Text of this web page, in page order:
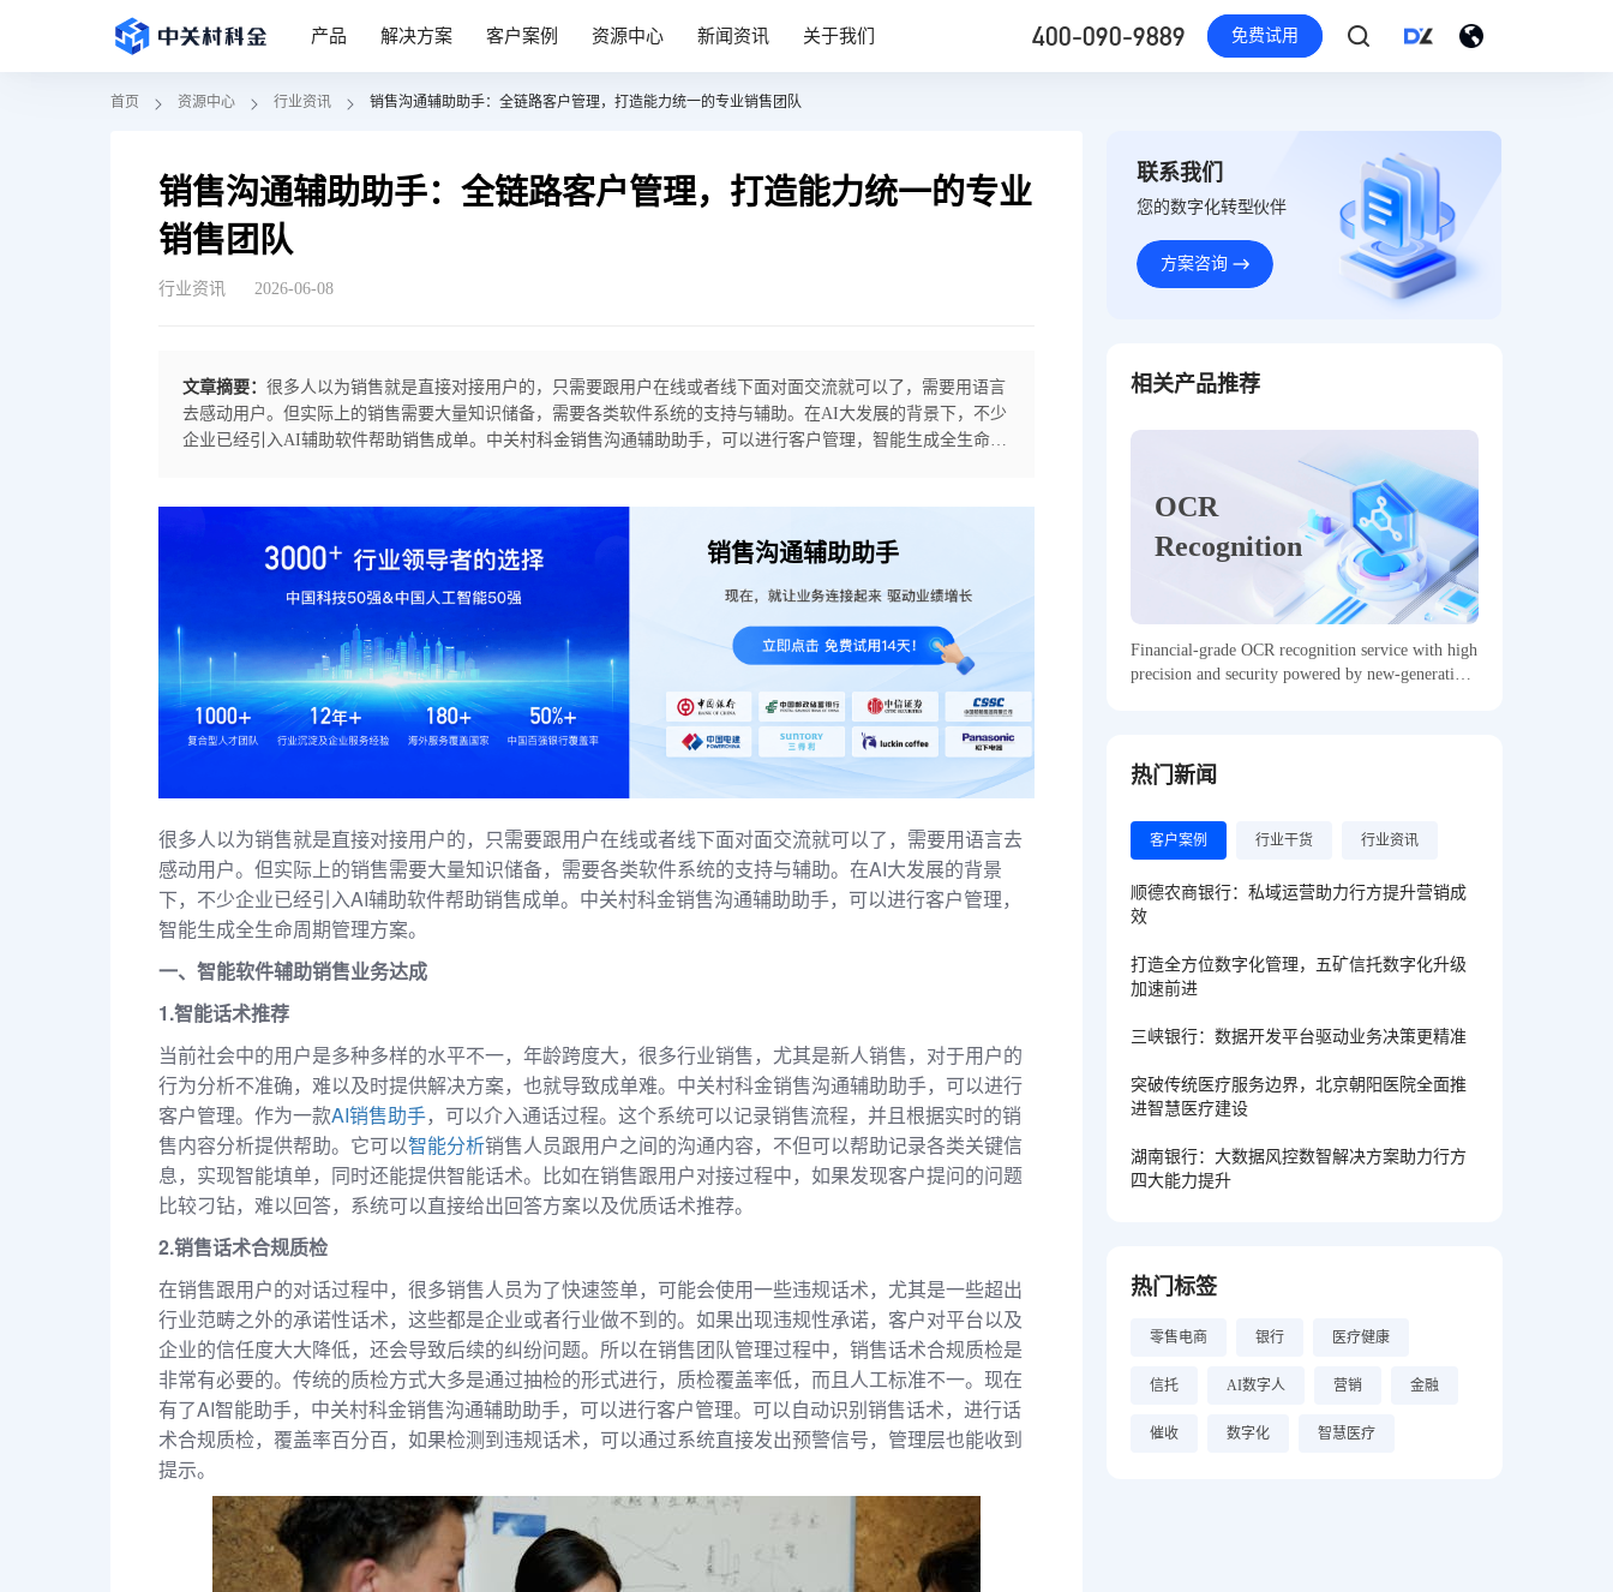
产品 解决方案 客户案例 资源中心 新闻资讯 关于我们 400-090-9889 免费试用
首页 资源中心 行业资讯 销售沟通辅助助手：全链路客户管理，打造能力统一的专业销售团队
销售沟通辅助助手：全链路客户管理，打造能力统一的专业
销售团队
行业资讯 2026-06-08
文章摘要： 很多人以为销售就是直接对接用户的，只需要跟用户在线或者线下面对面交流就可以了，需要用语言
去感动用户。但实际上的销售需要大量知识储备，需要各类软件系统的支持与辅助。在AI大发展的背景下，不少
企业已经引入AI辅助软件帮助销售成单。中关村科金销售沟通辅助助手，可以进行客户管理，智能生成全生命周
销售沟通辅助助手
很多人以为销售就是直接对接用户的，只需要跟用户在线或者线下面对面交流就可以了，需要用语言去
感动用户。但实际上的销售需要大量知识储备，需要各类软件系统的支持与辅助。在AI大发展的背景
下，不少企业已经引入AI辅助软件帮助销售成单。中关村科金销售沟通辅助助手，可以进行客户管理，
智能生成全生命周期管理方案。
一、智能软件辅助销售业务达成
1.智能话术推荐
当前社会中的用户是多种多样的水平不一，年龄跨度大，很多行业销售，尤其是新人销售，对于用户的
行为分析不准确，难以及时提供解决方案，也就导致成单难。中关村科金销售沟通辅助助手，可以进行
客户管理。作为一款AI销售助手，可以介入通话过程。这个系统可以记录销售流程，并且根据实时的销
售内容分析提供帮助。它可以智能分析销售人员跟用户之间的沟通内容，不但可以帮助记录各类关键信
息，实现智能填单，同时还能提供智能话术。比如在销售跟用户对接过程中，如果发现客户提问的问题
比较刁钻，难以回答，系统可以直接给出回答方案以及优质话术推荐。
2.销售话术合规质检
在销售跟用户的对话过程中，很多销售人员为了快速签单，可能会使用一些违规话术，尤其是一些超出
行业范畴之外的承诺性话术，这些都是企业或者行业做不到的。如果出现违规性承诺，客户对平台以及
企业的信任度大大降低，还会导致后续的纠纷问题。所以在销售团队管理过程中，销售话术合规质检是
非常有必要的。传统的质检方式大多是通过抽检的形式进行，质检覆盖率低，而且人工标准不一。现在
有了AI智能助手，中关村科金销售沟通辅助助手，可以进行客户管理。可以自动识别销售话术，进行话
术合规质检，覆盖率百分百，如果检测到违规话术，可以通过系统直接发出预警信号，管理层也能收到
提示。
联系我们
您的数字化转型伙伴
方案咨询
相关产品推荐
OCR
Recognition
Financial-grade OCR recognition service with high
precision and security powered by new-generation
热门新闻
客户案例 行业干货 行业资讯
顺德农商银行：私域运营助力行方提升营销成
效
打造全方位数字化管理，五矿信托数字化升级
加速前进
三峡银行：数据开发平台驱动业务决策更精准
突破传统医疗服务边界，北京朝阳医院全面推
进智慧医疗建设
湖南银行：大数据风控数智解决方案助力行方
四大能力提升
热门标签
零售电商 银行 医疗健康
信托 AI数字人 营销 金融
催收 数字化 智慧医疗